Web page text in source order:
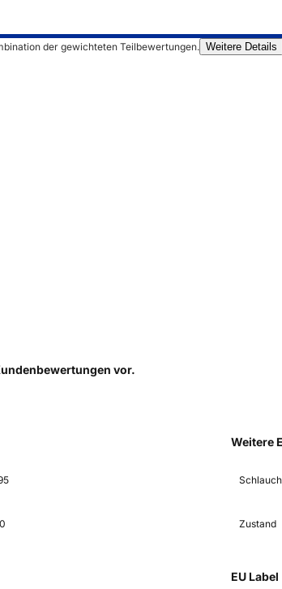
der gewichteten Teilbewertungen. Weitere Details
vor.
Weitere
Zustand
EU Label